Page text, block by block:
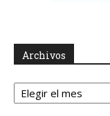
Archivos
Archivos